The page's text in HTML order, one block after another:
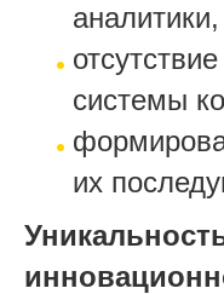
аналитики,
системы
их